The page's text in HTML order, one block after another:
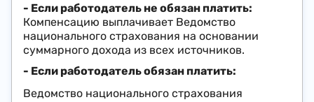
- Если работодатель не обязан платить:
Компенсацию выплачивает Ведомство
национального страхования на основании
суммарного дохода из всех источников.
- Если работодатель обязан платить:
Ведомство национального страхования